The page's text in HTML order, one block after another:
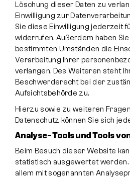
Löschung dieser Daten zu
Einwilligung zur
Sie diese Einwilligung jederzeit
widerrufen. Außerdem haben
bestimmten Umständen die
Verarbeitung Ihrer
verlangen. Des Weiteren steht
Beschwerderecht bei der
Aufsichtsbehörde zu.
Hierzu sowie zu weiteren
Datenschutz können Sie sich
Analyse-Tools und Tools
Beim Besuch dieser Website
statistisch ausgewertet werden.
allem mit sogenannten